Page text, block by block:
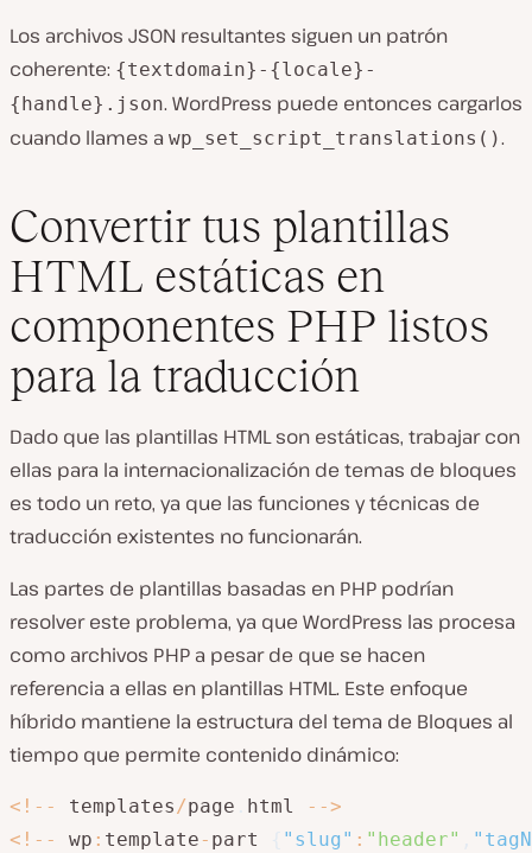
Los archivos JSON resultantes siguen un patrón
coherente: {textdomain}-{locale}-
{handle}.json. WordPress puede entonces cargarlos
cuando llames a wp_set_script_translations().
Convertir tus plantillas
HTML estáticas en
componentes PHP listos
para la traducción
Dado que las plantillas HTML son estáticas, trabajar con
ellas para la internacionalización de temas de bloques
es todo un reto, ya que las funciones y técnicas de
traducción existentes no funcionarán.
Las partes de plantillas basadas en PHP podrían
resolver este problema, ya que WordPress las procesa
como archivos PHP a pesar de que se hacen
referencia a ellas en plantillas HTML. Este enfoque
híbrido mantiene la estructura del tema de Bloques al
tiempo que permite contenido dinámico:
< ! -- templates /page html -->
< ! -- wp : template- part "slug" : "header"